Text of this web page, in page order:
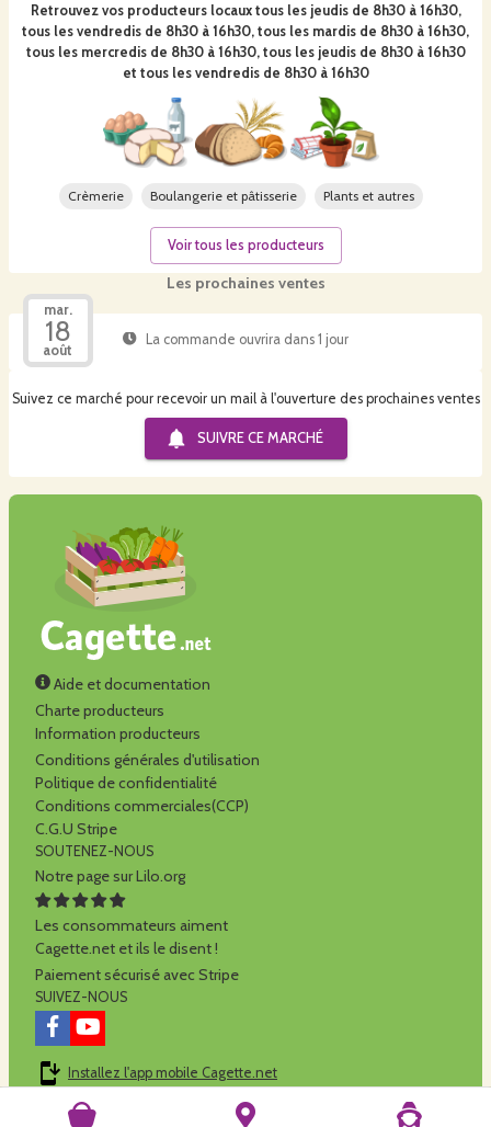
Les prochaines ventes
mar.
18
août
La commande ouvrira dans 1 jour
Suivez ce marché pour recevoir un mail à l'ouverture des prochaines ventes
SUIVRE CE MARCHÉ
Retrouvez vos producteurs locaux tous les jeudis de 8h30 à 16h30,
tous les vendredis de 8h30 à 16h30, tous les mardis de 8h30 à 16h30,
tous les mercredis de 8h30 à 16h30, tous les jeudis de 8h30 à 16h30
et tous les vendredis de 8h30 à 16h30
Crèmerie Boulangerie et pâtisserie Plants et autres
Voir tous les producteurs
Aide et documentation
Charte producteurs
Information producteurs
Conditions générales d'utilisation
Politique de confidentialité
Conditions commerciales(CCP)
C.G.U Stripe
SOUTENEZ-NOUS
Notre page sur Lilo.org
Les consommateurs aiment
Cagette.net et ils le disent !
Paiement sécurisé avec Stripe
SUIVEZ-NOUS
Installez l'app mobile Cagette.net
Cagette.net est réalisé par la SCOP Alilo